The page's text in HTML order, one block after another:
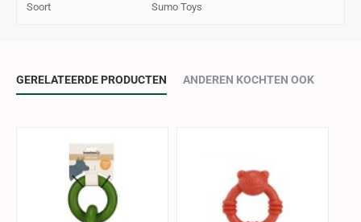
Soort Sumo Toys
GERELATEERDE PRODUCTEN ANDEREN KOCHTEN OOK